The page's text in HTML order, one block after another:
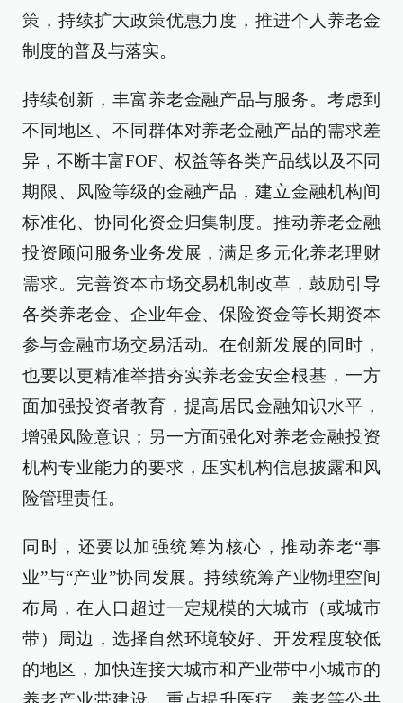
策，持续扩大政策优惠力度，推进个人养老金
制度的普及与落实。
持续创新，丰富养老金融产品与服务。考虑到
不同地区、不同群体对养老金融产品的需求差
异，不断丰富FOF、权益等各类产品线以及不同
期限、风险等级的金融产品，建立金融机构间
标准化、协同化资金归集制度。推动养老金融
投资顾问服务业务发展，满足多元化养老理财
需求。完善资本市场交易机制改革，鼓励引导
各类养老金、企业年金、保险资金等长期资本
参与金融市场交易活动。在创新发展的同时，
也要以更精准举措夯实养老金安全根基，一方
面加强投资者教育，提高居民金融知识水平，
增强风险意识；另一方面强化对养老金融投资
机构专业能力的要求，压实机构信息披露和风
险管理责任。
同时，还要以加强统筹为核心，推动养老“事
业”与“产业”协同发展。持续统筹产业物理空间
布局，在人口超过一定规模的大城市（或城市
带）周边，选择自然环境较好、开发程度较低
的地区，加快连接大城市和产业带中小城市的